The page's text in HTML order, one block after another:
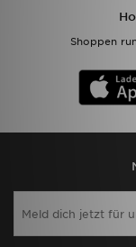
Shoppen
Bestellverfolgung
Trending Styles